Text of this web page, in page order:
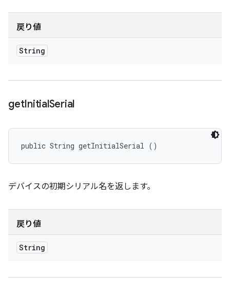
戻り値
String
getInitialSerial
public String getInitialSerial ()
デバイスの初期シリアル名を返します。
戻り値
String